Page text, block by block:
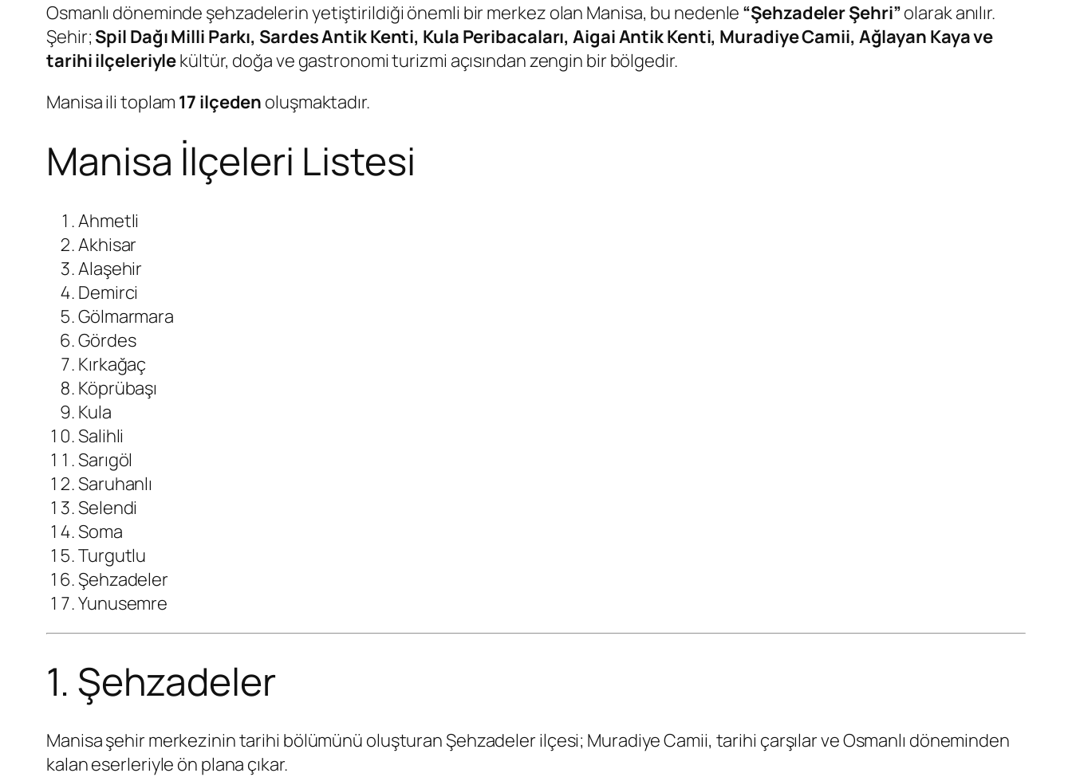
Osmanlı döneminde şehzadelerin yetiştirildiği önemli bir merkez olan Manisa, bu nedenle “Şehzadeler Şehri”olarak anılır.
Şehir; Spil Dağı Milli Parkı, Sardes Antik Kenti, Kula Peribacaları, Aigai Antik Kenti, Muradiye Camii, Ağlayan Kaya ve
tarihi ilçeleriylekültür, doğa ve gastronomi turizmi açısından zengin bir bölgedir.
Manisa ili toplam 17 ilçeden oluşmaktadır.
Manisa İlçeleri Listesi
Ahmetli
Akhisar
Alaşehir
Demirci
Gölmarmara
Gördes
Kırkağaç
Köprübaşı
Kula
Salihli
Sarıgöl
Saruhanlı
Selendi
Soma
Turgutlu
Şehzadeler
Yunusemre
1. Şehzadeler
Manisa şehir merkezinin tarihi bölümünü oluşturan Şehzadeler ilçesi; Muradiye Camii, tarihi çarşılar ve Osmanlı döneminden
kalan eserleriyle ön plana çıkar.